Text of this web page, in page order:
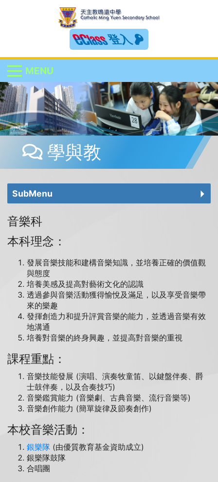
登入
MENU
學與教
SubMenu
音樂科
本科理念：
發展音樂技能和建構音樂知識，並培養正確的價值觀
與態度
培養美感及提高對藝術文化的認識
透過參與音樂活動獲得愉悅及滿足，以及享受音樂帶
來的樂趣
發揮創造力和提升評賞音樂的能力，並透過音樂有效
地溝通
培養對音樂的終身興趣，並提高對音樂的重視
課程重點：
音樂技能發展 (演唱、演奏牧童笛、以鍵盤伴奏、爵
士鼓伴奏，以及合奏技巧)
音樂鑑賞能力 (音樂劇、古典音樂、流行音樂等)
音樂創作能力 (簡單旋律及節奏創作)
本校音樂活動：
銀樂隊 (由優質教育基金資助成立)
銀樂隊鼓隊
合唱團